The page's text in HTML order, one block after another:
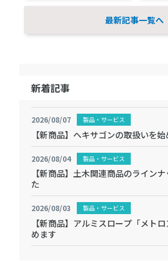
最新記事一覧へ
新着記事
2026/08/07 製品・サービス
【新商品】ヘキサゴンの取扱いを
2026/08/04 製品・サービス
【新商品】土木関連商品のライン
た
2026/08/03 製品・サービス
【新商品】アルミスロープ「メト
めます